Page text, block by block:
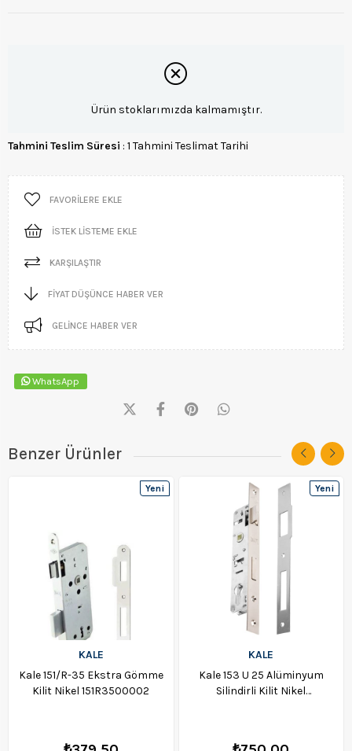
Ürün stoklarımızda kalmamıştır.
Tahmini Teslim Süresi : 1 Tahmini Teslimat Tarihi
FAVORILERE EKLE
İSTEK LISTEME EKLE
KARŞILAŞTIR
FIYAT DÜŞÜNCE HABER VER
GELINCE HABER VER
WhatsApp
Benzer Ürünler
KALE
Kale 151/R-35 Ekstra Gömme
Kilit Nikel 151R3500002
Yeni
KALE
Kale 153 U 25 Alüminyum
Silindirli Kilit Nikel
Yeni